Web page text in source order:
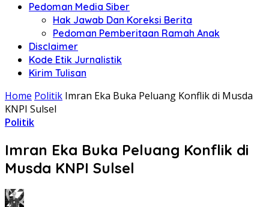
Pedoman Media Siber
Hak Jawab Dan Koreksi Berita
Pedoman Pemberitaan Ramah Anak
Disclaimer
Kode Etik Jurnalistik
Kirim Tulisan
Home Politik Imran Eka Buka Peluang Konflik di Musda
KNPI Sulsel
Politik
Imran Eka Buka Peluang Konflik di
Musda KNPI Sulsel